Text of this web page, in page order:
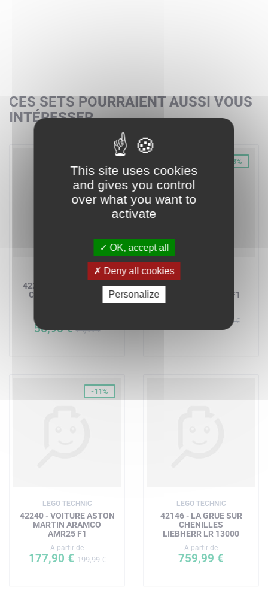
CES SETS POURRAIENT AUSSI VOUS
INTÉRESSER
42223 - LA VOITURE DE
COURSE 1966 FORD
56,90 €74,99 €
-23%
MCLAREN MCL39 F1
229,99 €
-11%
LEGO TECHNIC
42240 - VOITURE ASTON
MARTIN ARAMCO
AMR25 F1
A partir de
177,90 €199,99 €
LEGO TECHNIC
42146 - LA GRUE SUR
CHENILLES
LIEBHERR LR 13000
A partir de
759,99 €
This site uses cookies
and gives you control
over what you want to
activate
OK, accept all
Deny all cookies
Personalize